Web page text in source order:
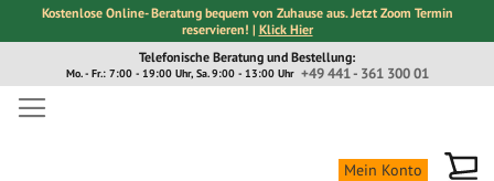
Kostenlose Online- Beratung bequem von Zuhause aus. Jetzt Zoom Termin
reservieren! | Klick Hier
Inhalt
Telefonische Beratung und Bestellung:
+49 441 - 361 300 01
Mo. - Fr.: 7:00 - 19:00 Uhr, Sa. 9:00 - 13:00 Uhr
Mein Konto